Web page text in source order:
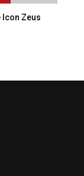
Icon Zeus